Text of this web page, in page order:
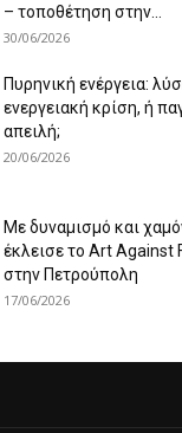
– τοποθέτηση στην...
30/06/2026
Πυρηνική ενέργεια:
ενεργειακή κρίση, ή
απειλή;
20/06/2026
Με δυναμισμό και
έκλεισε το Art Against
στην Πετρούπολη
17/06/2026